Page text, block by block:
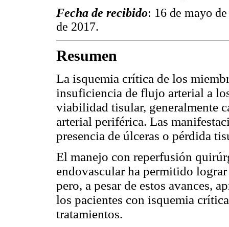
Fecha de recibido: 16 de mayo
de 2017.
Resumen
La isquemia crítica de los
insuficiencia de flujo arterial a
viabilidad tisular, generalmente
arterial periférica. Las
presencia de úlceras o pérdida
El manejo con reperfusión
endovascular ha permitido
pero, a pesar de estos avances,
los pacientes con isquemia
tratamientos.